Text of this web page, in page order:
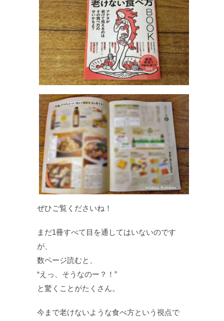
ぜひご覧くださいね！
まだ1冊すべて目を通してはいないのです
が、
数ページ読むと、
“えっ、そうなのー？！”
と驚くことがたくさん。
今まで老けないような食べ方という視点で